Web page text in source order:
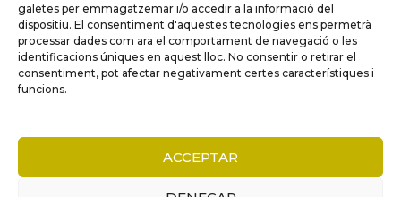
galetes per emmagatzemar i/o accedir a la informació del
dispositiu. El consentiment d'aquestes tecnologies ens permetrà
processar dades com ara el comportament de navegació o les
identificacions úniques en aquest lloc. No consentir o retirar el
consentiment, pot afectar negativament certes característiques i
funcions.
ACCEPTAR
Tots els drets reservats a ©Columna
Música.
COMPARE (0)